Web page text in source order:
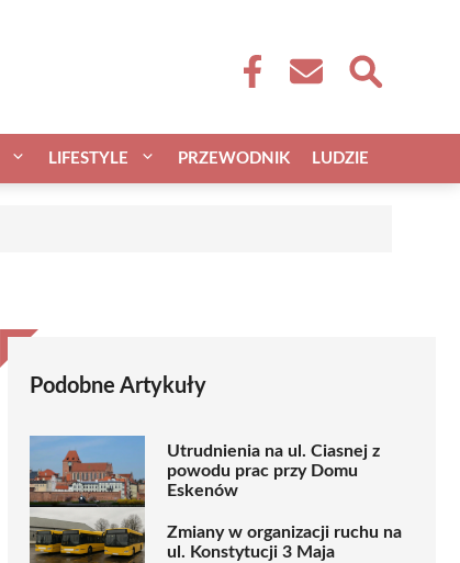
LIFESTYLE PRZEWODNIK LUDZIE
Podobne Artykuły
Utrudnienia na ul. Ciasnej z
powodu prac przy Domu
Eskenów
Zmiany w organizacji ruchu na
ul. Konstytucji 3 Maja